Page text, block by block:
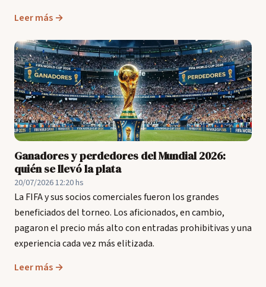
Leer más →
Ganadores y perdedores del Mundial 2026:
quién se llevó la plata
20/07/2026 12:20 hs
La FIFA y sus socios comerciales fueron los grandes
beneficiados del torneo. Los aficionados, en cambio,
pagaron el precio más alto con entradas prohibitivas y una
experiencia cada vez más elitizada.
Leer más →